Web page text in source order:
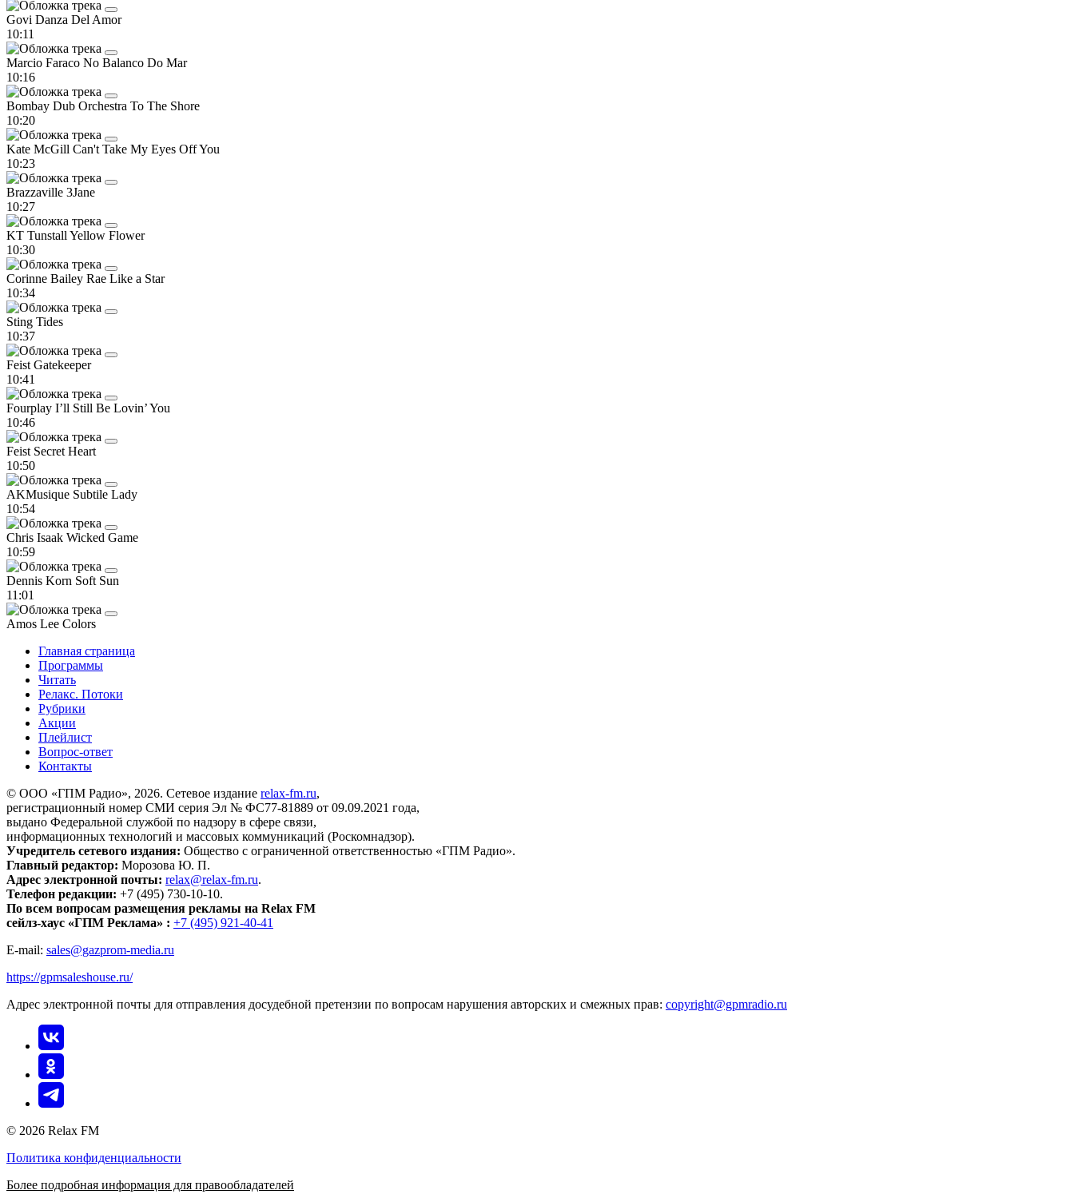
Govi Danza Del Amor
10:11
Marcio Faraco No Balanco Do Mar
10:16
Bombay Dub Orchestra To The Shore
10:20
Kate McGill Can't Take My Eyes Off You
10:23
Brazzaville 3Jane
10:27
KT Tunstall Yellow Flower
10:30
Corinne Bailey Rae Like a Star
10:34
Sting Tides
10:37
Feist Gatekeeper
10:41
Fourplay I’ll Still Be Lovin’ You
10:46
Feist Secret Heart
10:50
AKMusique Subtile Lady
10:54
Chris Isaak Wicked Game
10:59
Dennis Korn Soft Sun
11:01
Amos Lee Colors
Главная страница
Программы
Читать
Релакс. Потоки
Рубрики
Акции
Плейлист
Вопрос-ответ
Контакты
© ООО «ГПМ Радио», 2026. Сетевое издание relax-fm.ru,
регистрационный номер СМИ серия Эл № ФС77-81889 от 09.09.2021 года,
выдано Федеральной службой по надзору в сфере связи,
информационных технологий и массовых коммуникаций (Роскомнадзор).
Учредитель сетевого издания: Общество с ограниченной ответственностью «ГПМ Радио».
Главный редактор: Морозова Ю. П.
Адрес электронной почты: relax@relax-fm.ru.
Телефон редакции: +7 (495) 730-10-10.
По всем вопросам размещения рекламы на Relax FM
сейлз-хаус «ГПМ Реклама» : +7 (495) 921-40-41
E-mail: sales@gazprom-media.ru
https://gpmsaleshouse.ru/
Адрес электронной почты для отправления досудебной претензии по вопросам нарушения авторских и смежных прав: copyright@gpmradio.ru
© 2026 Relax FM
Политика конфиденциальности
Более подробная информация для правообладателей